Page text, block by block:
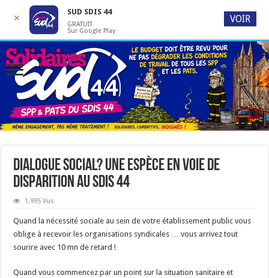
Dialogue social? Une espèce en voie de
disparition au SDIS 44
1,995 Vus
Quand la nécessité sociale au sein de votre établissement public vous
oblige à recevoir les organisations syndicales … vous arrivez tout
sourire avec 10 mn de retard !
Quand vous commencez par un point sur la situation sanitaire et
✕
SUD SDIS 44
GRATUIT
Sur Google Play
VOIR